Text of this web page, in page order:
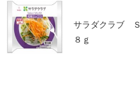
サラダクラブ
８ｇ